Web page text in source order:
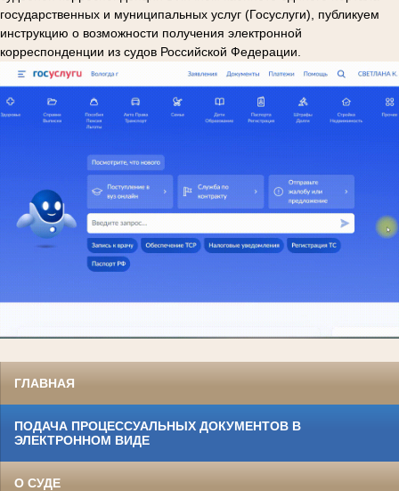
государственных и муниципальных услуг (Госуслуги), публикуем
инструкцию о возможности получения электронной
корреспонденции из судов Российской Федерации.
ГЛАВНАЯ
ПОДАЧА ПРОЦЕССУАЛЬНЫХ ДОКУМЕНТОВ В
ЭЛЕКТРОННОМ ВИДЕ
О СУДЕ